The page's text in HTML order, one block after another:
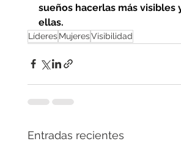
sueños hacerlas más visibles
ellas.
Líderes MujeresVisibilidad
Entradas recientes